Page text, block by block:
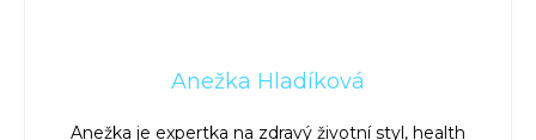
Anežka Hladíková
Anežka je expertka na zdravý životní styl, health